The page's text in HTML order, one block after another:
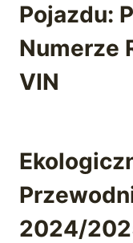
Pojazdu:
Numerze
VIN
2024/